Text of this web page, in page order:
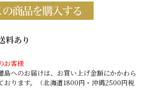
料あり
お客様
島へのお届けは、お買い上げ金額にかかわら
おります。（北海道1800円・沖縄2500円税